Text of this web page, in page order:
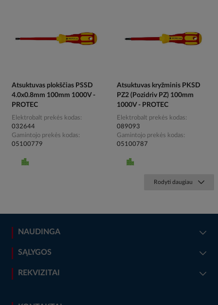
Atsuktuvas plokščias PSSD
4.0x0.8mm 100mm 1000V -
PROTEC
Elektrobalt prekės kodas
032644
Gamintojo prekės kodas
05100779
Atsuktuvas kryžminis PKSD
PZ2 (Pozidriv PZ) 100mm
1000V - PROTEC
Elektrobalt prekės kodas
089093
Gamintojo prekės kodas
05100787
Rodyti daugiau
NAUDINGA
SĄLYGOS
REKVIZITAI